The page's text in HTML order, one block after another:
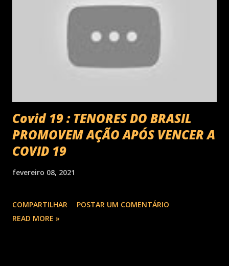
Covid 19 : TENORES DO BRASIL
PROMOVEM AÇÃO APÓS VENCER A
COVID 19
fevereiro 08, 2021
COMPARTILHAR
POSTAR UM COMENTÁRIO
READ MORE »